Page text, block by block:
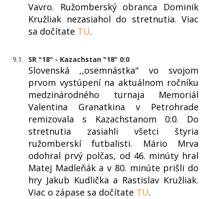
Vavro. Ružomberský obranca Dominik
Kružliak nezasiahol do stretnutia. Viac
sa dočítate TU.
9.1. SR "18" - Kazachstan "18" 0:0
Slovenská ,,osemnástka" vo svojom
prvom vystúpení na aktuálnom ročníku
medzinárodného turnaja Memoriál
Valentina Granatkina v Petrohrade
remizovala s Kazachstanom 0:0. Do
stretnutia zasiahli všetci štyria
ružomberskí futbalisti. Mário Mrva
odohral prvý polčas, od 46. minúty hral
Matej Madleňák a v 80. minúte prišli do
hry Jakub Kudlička a Rastislav Kružliak.
Viac o zápase sa dočítate TU.